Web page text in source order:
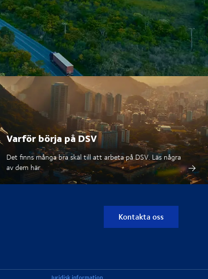
Varför börja på DSV
Det finns många bra skäl till att arbeta på DSV. Läs några
av dem här
Kontakta oss
Juridisk information